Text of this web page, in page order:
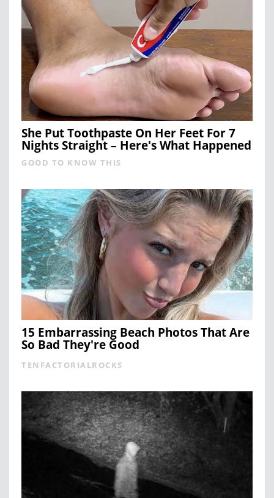
She Put Toothpaste On Her Feet For 7
Nights Straight – Here's What Happened
GOOD TO KNOW THIS
15 Embarrassing Beach Photos That Are
So Bad They're Good
TENFACTORIALROCKS